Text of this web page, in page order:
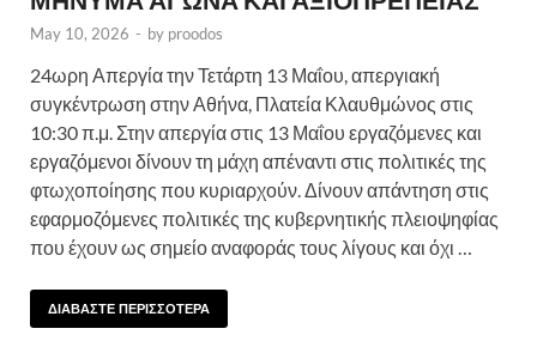
May 10, 2026 - by proodos
24ωρη Απεργία την Τετάρτη 13 Μαΐου, απεργιακή
συγκέντρωση στην Αθήνα, Πλατεία Κλαυθμώνος στις
10:30 π.μ. Στην απεργία στις 13 Μαΐου εργαζόμενες και
εργαζόμενοι δίνουν τη μάχη απέναντι στις πολιτικές της
φτωχοποίησης που κυριαρχούν. Δίνουν απάντηση στις
εφαρμοζόμενες πολιτικές της κυβερνητικής πλειοψηφίας
που έχουν ως σημείο αναφοράς τους λίγους και όχι …
ΔΙΑΒΑΣΤΕ ΠΕΡΙΣΣΟΤΕΡΑ